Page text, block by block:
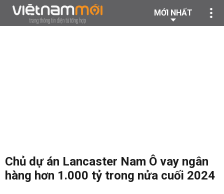
MỚI NHẤT
Chủ dự án Lancaster Nam Ô vay ngân
hàng hơn 1.000 tỷ trong nửa cuối 2024